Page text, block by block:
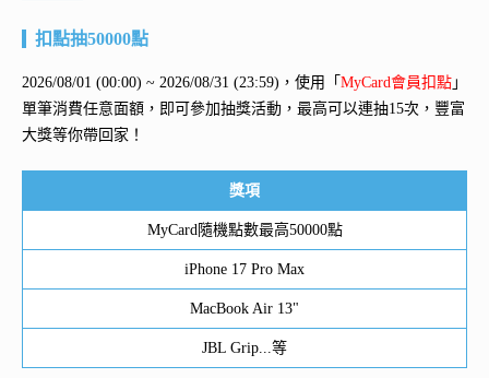
扣點抽50000點
2026/08/01 (00:00) ~ 2026/08/31 (23:59)，使用「 MyCard會員扣點 」
單筆消費任意面額，即可參加抽獎活動，最高可以連抽15次，豐富
大獎等你帶回家！
獎項
MyCard隨機點數最高50000點
iPhone 17 Pro Max
MacBook Air 13"
JBL Grip...等